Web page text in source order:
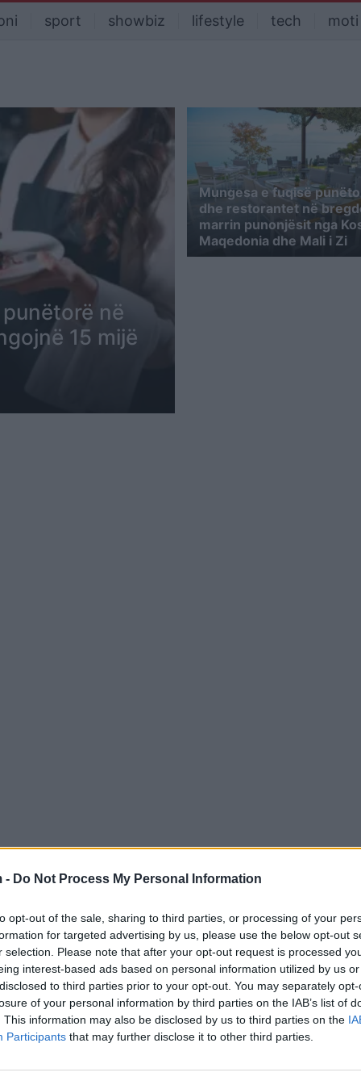
- Do Not Process My Personal Information
opt-out of the sale, sharing to third parties, or processing of your
for targeted advertising by us, please use the below opt-out
selection. Please note that after your opt-out request is processed
interest-based ads based on personal information utilized by us
to third parties prior to your opt-out. You may separately
of your personal information by third parties on the IAB’s list of
This information may also be disclosed by us to third parties on the
Participants that may further disclose it to other third parties.
sport showbiz lifestyle tech moti
në
15 mijë
Mungesa e fuqisë
dhe restorantet në
marrin punonjësit nga
Maqedonia dhe Mali i Zi